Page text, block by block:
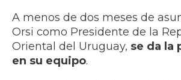
A menos de dos meses de
Orsi como Presidente de la
Oriental del Uruguay, se da la
en su equipo.